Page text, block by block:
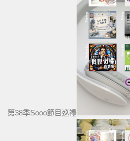
第38季Sooo節目巡禮